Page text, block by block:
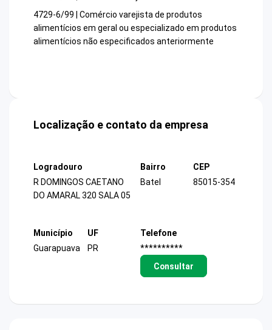
4729-6/99 | Comércio varejista de produtos
alimentícios em geral ou especializado em produtos
alimentícios não especificados anteriormente
Localização e contato da empresa
Logradouro
R DOMINGOS CAETANO
DO AMARAL 320 SALA 05
Bairro
Batel
CEP
85015-354
Município
Guarapuava
UF
PR
Telefone
**********
Consultar